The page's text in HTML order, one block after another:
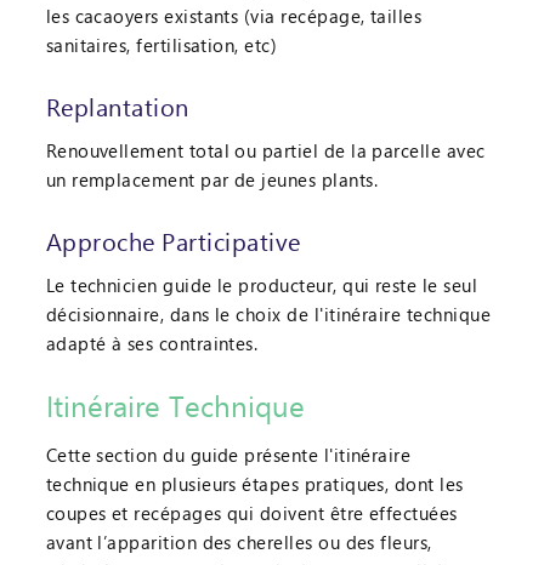
les cacaoyers existants (via recépage, tailles
sanitaires, fertilisation, etc)
Replantation
Renouvellement total ou partiel de la parcelle avec
un remplacement par de jeunes plants.
Approche Participative
Le technicien guide le producteur, qui reste le seul
décisionnaire, dans le choix de l'itinéraire technique
adapté à ses contraintes.
Itinéraire Technique
Cette section du guide présente l'itinéraire
technique en plusieurs étapes pratiques, dont les
coupes et recépages qui doivent être effectuées
avant l’apparition des cherelles ou des fleurs,